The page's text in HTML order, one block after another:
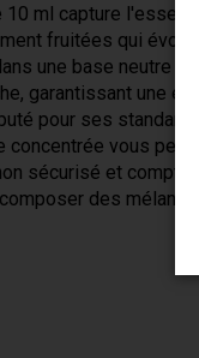
10 ml capture
fruitées qui
une base neutre
garantissant une
pour ses
concentrée vous
sécurisé et
des